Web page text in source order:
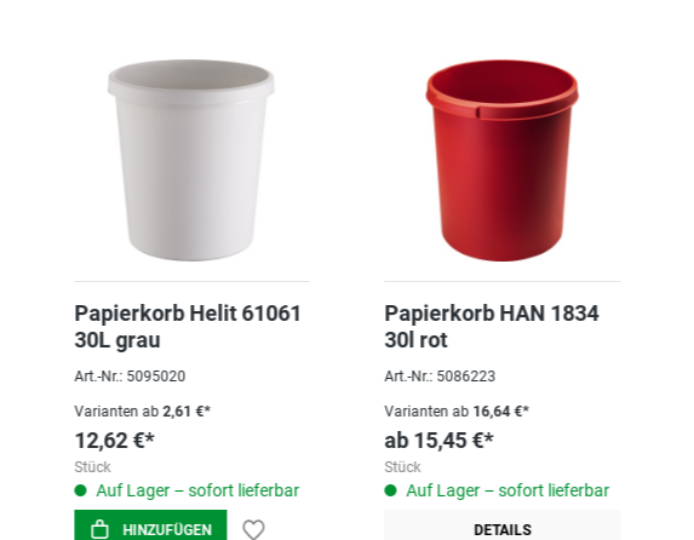
Papierkorb Helit 61061
30L grau
Art.-Nr.: 5095020
Varianten ab2,61 €*
12,62 €*
Stück
Auf Lager – sofort lieferbar
HINZUFÜGEN
Papierkorb HAN 1834
30l rot
Art.-Nr.: 5086223
Varianten ab 16,64 €*
ab 15,45 €*
Stück
Auf Lager – sofort lieferbar
DETAILS